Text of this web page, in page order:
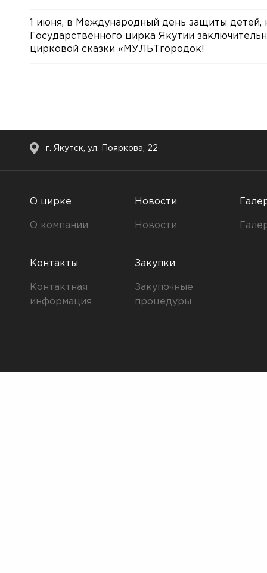
1 июня, в Международный день защиты детей,
Государственного цирка Якутии
цирковой сказки «МУЛЬТгородок!
г. Якутск, ул. Пояркова, 22
О цирке
О компании
Новости
Новости
Контакты
Контактная
информация
Закупки
Закупочные
процедуры